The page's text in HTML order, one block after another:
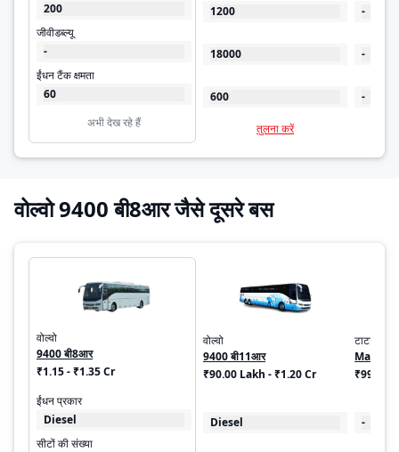
200
जीवीडब्ल्यू
-
ईंधन टैंक क्षमता
60
अभी देख रहे हैं
1200
18000
600
तुलना करें
-
-
-
वोल्वो 9400 बी8आर जैसे दूसरे बस
वोल्वो
9400 बी8आर
₹1.15 - ₹1.35 Cr
ईंधन प्रकार
Diesel
सीटों की संख्या
वोल्वो
9400 बी11आर
₹90.00 Lakh - ₹1.20 Cr
Diesel
टाटा
Magna
₹99.00
-